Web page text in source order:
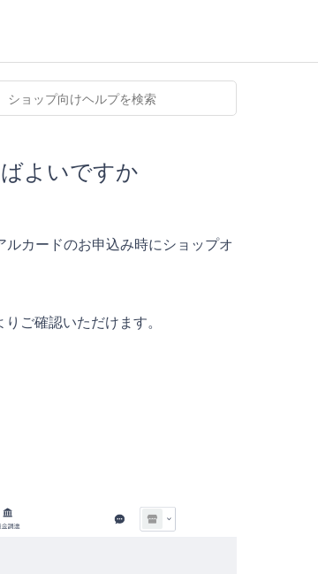
よいですか
カードのお申込み時にショップオ
りご確認いただけます。